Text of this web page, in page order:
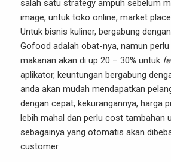
salah satu strategy ampuh sebelum
image, untuk toko online, market
Untuk bisnis kuliner, bergabung
Gofood adalah obat-nya, namun perlu
makanan akan di up 20 – 30% untuk
aplikator, keuntungan bergabung
anda akan mudah mendapatkan
dengan cepat, kekurangannya, harga
lebih mahal dan perlu cost tambahan
sebagainya yang otomatis akan
customer.